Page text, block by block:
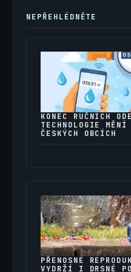
NEPŘEHLÉDNĚTE
KONEC RUČNÍCH
TECHNOLOGIE
ČESKÝCH OBCÍCH
PŘENOSNÉ
VYDRŽÍ I DRSNÉ